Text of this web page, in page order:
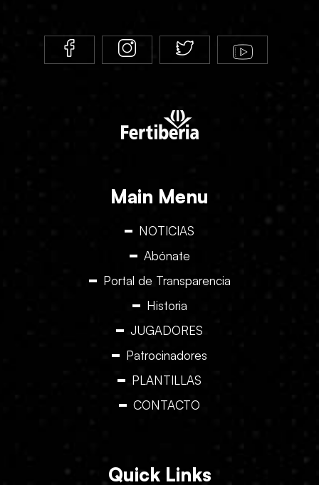
Main Menu
NOTICIAS
Abónate
Portal de Transparencia
Historia
JUGADORES
Patrocinadores
PLANTILLAS
CONTACTO
Quick Links